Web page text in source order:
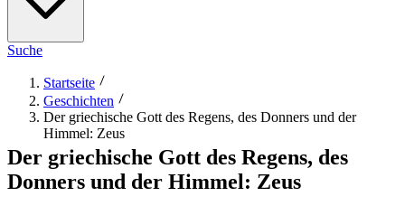
Suche
Startseite
Geschichten
Der griechische Gott des Regens, des Donners und der
Himmel: Zeus
Der griechische Gott des Regens, des
Donners und der Himmel: Zeus